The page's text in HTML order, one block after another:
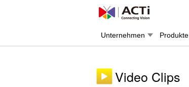
Unternehmen Produkte
Video Clips